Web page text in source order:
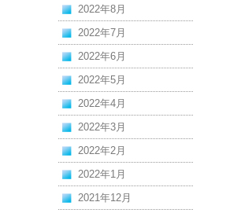
2022年8月
2022年7月
2022年6月
2022年5月
2022年4月
2022年3月
2022年2月
2022年1月
2021年12月